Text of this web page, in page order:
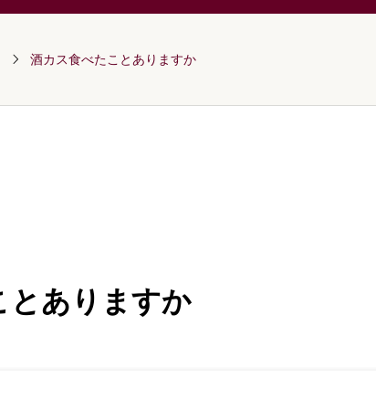
酒カス食べたことありますか
とありますか